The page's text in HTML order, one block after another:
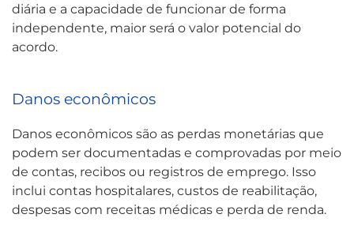
diária e a capacidade de funcionar de forma
independente, maior será o valor potencial do
acordo.
Danos econômicos
Danos econômicos são as perdas monetárias que
podem ser documentadas e comprovadas por meio
de contas, recibos ou registros de emprego. Isso
inclui contas hospitalares, custos de reabilitação,
despesas com receitas médicas e perda de renda.